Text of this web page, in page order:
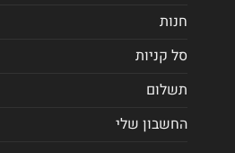
האפשרויות
בעמוד
המוצר
חנות
סל קניות
תשלום
החשבון שלי